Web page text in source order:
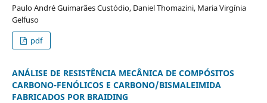
Paulo André Guimarães Custódio, Daniel Thomazini, Maria Virgínia
Gelfuso
pdf
ANÁLISE DE RESISTÊNCIA MECÂNICA DE COMPÓSITOS
CARBONO-FENÓLICOS E CARBONO/BISMALEIMIDA
FABRICADOS POR BRAIDING